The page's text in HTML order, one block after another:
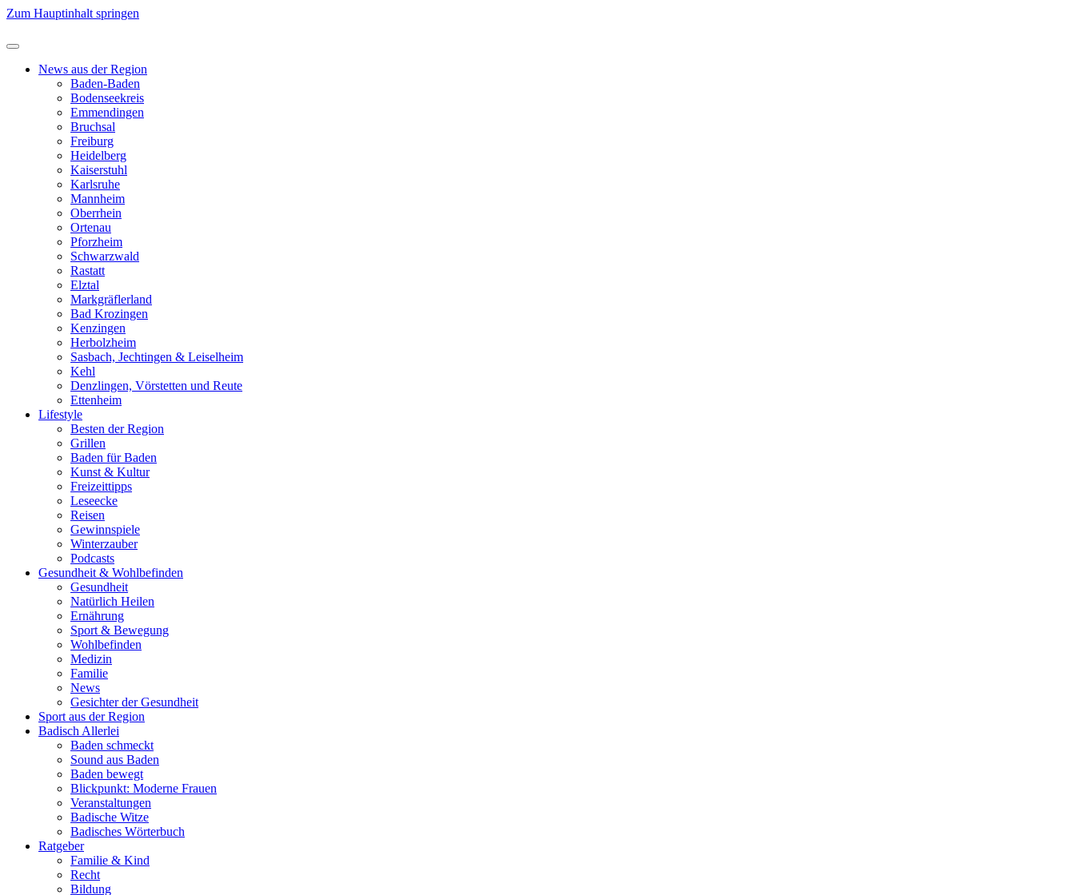
Zum Hauptinhalt springen
News aus der Region
Baden-Baden
Bodenseekreis
Emmendingen
Bruchsal
Freiburg
Heidelberg
Kaiserstuhl
Karlsruhe
Mannheim
Oberrhein
Ortenau
Pforzheim
Schwarzwald
Rastatt
Elztal
Markgräflerland
Bad Krozingen
Kenzingen
Herbolzheim
Sasbach, Jechtingen & Leiselheim
Kehl
Denzlingen, Vörstetten und Reute
Ettenheim
Lifestyle
Besten der Region
Grillen
Baden für Baden
Kunst & Kultur
Freizeittipps
Leseecke
Reisen
Gewinnspiele
Winterzauber
Podcasts
Gesundheit & Wohlbefinden
Gesundheit
Natürlich Heilen
Ernährung
Sport & Bewegung
Wohlbefinden
Medizin
Familie
News
Gesichter der Gesundheit
Sport aus der Region
Badisch Allerlei
Baden schmeckt
Sound aus Baden
Baden bewegt
Blickpunkt: Moderne Frauen
Veranstaltungen
Badische Witze
Badisches Wörterbuch
Ratgeber
Familie & Kind
Recht
Bildung